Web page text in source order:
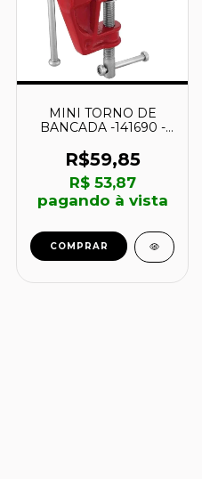
MINI TORNO DE
BANCADA -141690 -
R$59,85
R$ 53,87
pagando à vista
COMPRAR